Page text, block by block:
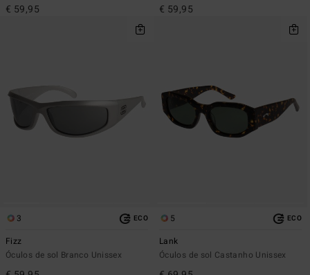
€ 59,95 € 59,95
3 ECO
Fizz
Óculos de sol Branco Unissex
5 ECO
Lank
Óculos de sol Castanho Unissex